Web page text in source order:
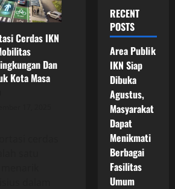
Cerdas IKN
Dan
Kota Masa
RECENT
POSTS
Area Publik
IKN Siap
Dibuka
Agustus,
Masyarakat
Dapat
Menikmati
Berbagai
Fasilitas
Umum